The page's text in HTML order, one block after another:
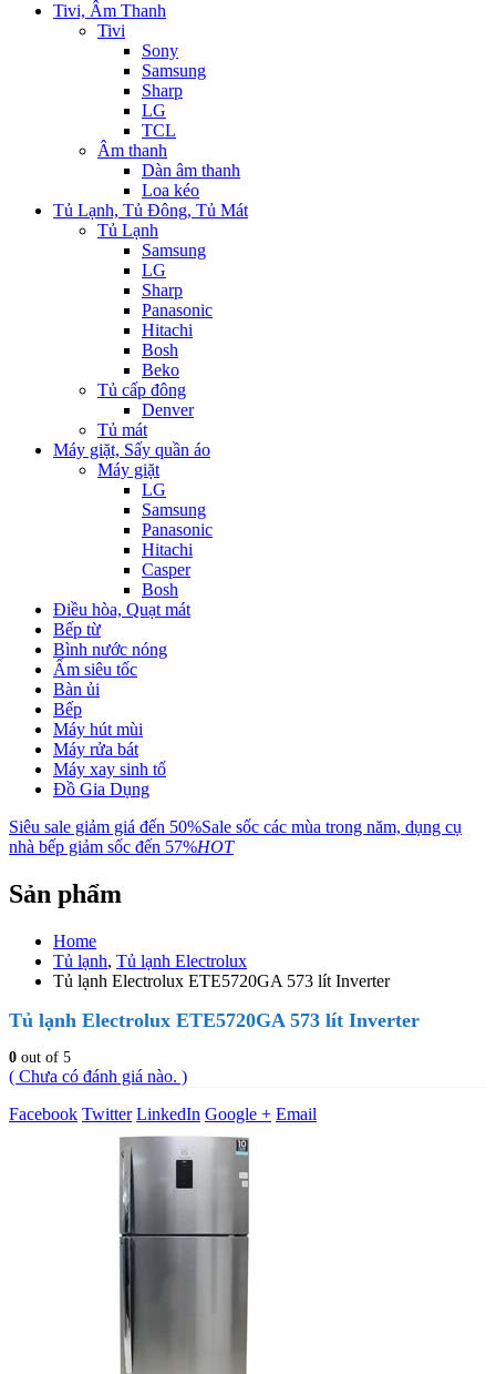
Tivi, Âm Thanh
Tivi
Sony
Samsung
Sharp
LG
TCL
Âm thanh
Dàn âm thanh
Loa kéo
Tủ Lạnh, Tủ Đông, Tủ Mát
Tủ Lạnh
Samsung
LG
Sharp
Panasonic
Hitachi
Bosh
Beko
Tủ cấp đông
Denver
Tủ mát
Máy giặt, Sấy quần áo
Máy giặt
LG
Samsung
Panasonic
Hitachi
Casper
Bosh
Điều hòa, Quạt mát
Bếp từ
Bình nước nóng
Ấm siêu tốc
Bàn ủi
Bếp
Máy hút mùi
Máy rửa bát
Máy xay sinh tố
Đồ Gia Dụng
Siêu sale giảm giá đến 50%Sale sốc các mùa trong năm, dụng cụ
nhà bếp giảm sốc đến 57%HOT
Sản phẩm
Home
Tủ lạnh, Tủ lạnh Electrolux
Tủ lạnh Electrolux ETE5720GA 573 lít Inverter
Tủ lạnh Electrolux ETE5720GA 573 lít Inverter
0 out of 5
( Chưa có đánh giá nào. )
Facebook Twitter LinkedIn Google + Email